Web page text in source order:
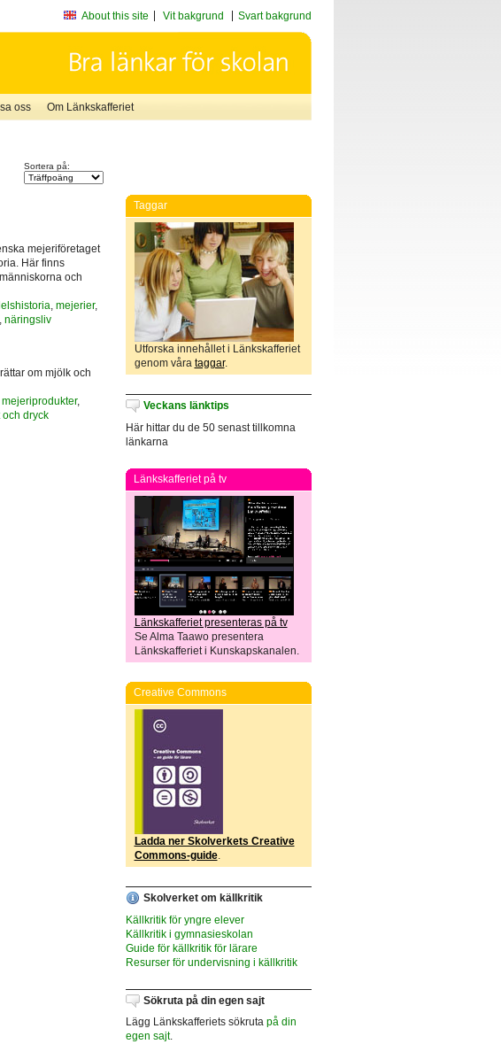
About this site Vit bakgrund Svart bakgrund
oss Om Länkskafferiet
Sortera på:
mejeriföretaget
Här finns
och
mejerier,
näringsliv
om mjölk och
mejeriprodukter,
dryck
Taggar
Utforska innehållet i Länkskafferiet
genom våra taggar.
Veckans länktips
Här hittar du de 50 senast tillkomna
länkarna
Länkskafferiet på tv
Länkskafferiet presenteras på tv
Se Alma Taawo presentera
Länkskafferiet i Kunskapskanalen.
Creative Commons
Ladda ner Skolverkets Creative
Commons-guide.
Skolverket om källkritik
Källkritik för yngre elever
Källkritik i gymnasieskolan
Guide för källkritik för lärare
Resurser för undervisning i källkritik
Sökruta på din egen sajt
Lägg Länkskafferiets sökruta på din
egen sajt.